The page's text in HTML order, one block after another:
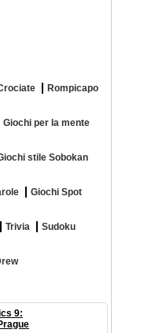
Rompicapo
Giochi per la mente
stile Sobokan
Giochi Spot
Trivia Sudoku
9: